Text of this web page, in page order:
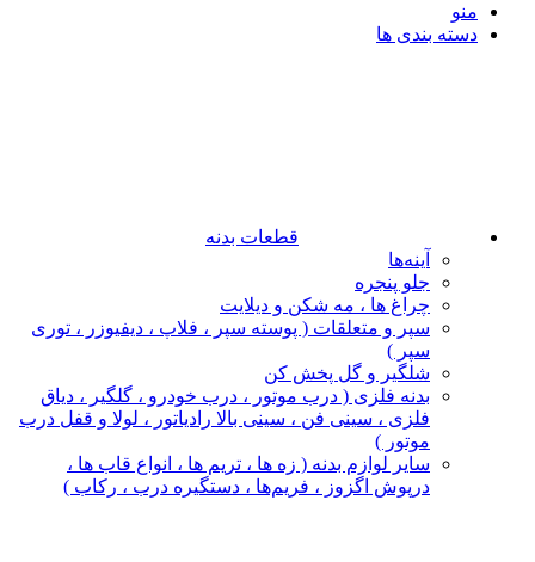
منو
دسته بندی ها
قطعات بدنه
آینه‌ها
جلو پنجره
چراغ‌ ها ، مه‌ شکن و دیلایت
سپر و متعلقات ( پوسته سپر ، فلاپ ، دیفیوزر ، توری
سپر )
شلگیر و گل‌ پخش‌ کن
بدنه فلزی ( درب موتور ، درب خودرو ، گلگیر ، دیاق
فلزی ، سینی فن ، سینی بالا رادیاتور ، لولا و قفل درب
موتور )
سایر لوازم بدنه ( زه ها ، تریم ها ، انواع قاب ها ،
درپوش اگزوز ، فریم‌ها ، دستگیره درب ، رکاب )